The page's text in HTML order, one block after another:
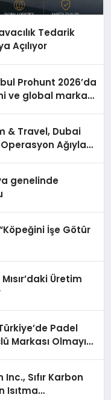
Tedarik
Açılıyor
Prohunt 2026’da
ve global marka
& Travel, Dubai
Ağıyla
genelinde
İşe Götür
Üretim
Padel
Markası Olmayı
Sıfır Karbon
Isıtma